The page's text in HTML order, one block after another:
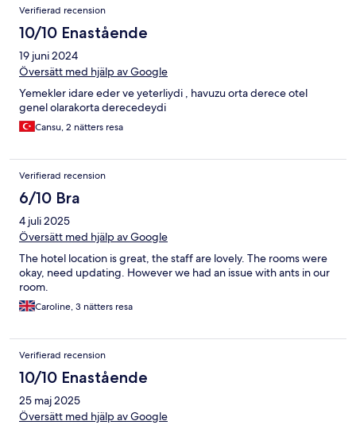
Verifierad recension
10/10 Enastående
19 juni 2024
Översätt med hjälp av Google
Yemekler idare eder ve yeterliydi , havuzu orta derece otel
genel olarakorta derecedeydi
Cansu, 2 nätters resa
Verifierad recension
6/10 Bra
4 juli 2025
Översätt med hjälp av Google
The hotel location is great, the staff are lovely. The rooms were
okay, need updating. However we had an issue with ants in our
room.
Caroline, 3 nätters resa
Verifierad recension
10/10 Enastående
25 maj 2025
Översätt med hjälp av Google